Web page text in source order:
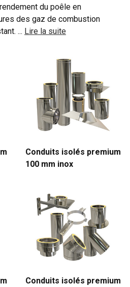
du poêle en
des gaz de combustion
... Lire la suite
Conduits isolés premium
100 mm inox
Conduits isolés premium